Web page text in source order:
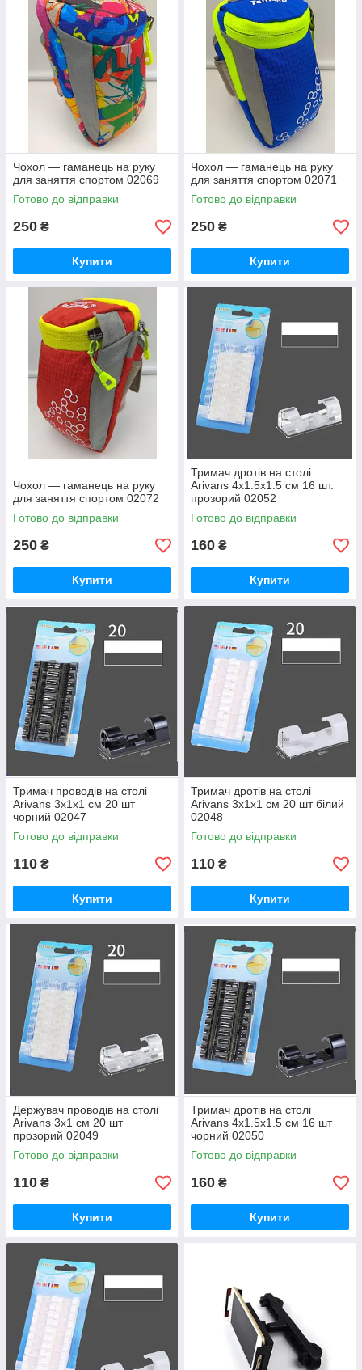
Чохол — гаманець на руку
для заняття спортом 02069
Готово до відправки
250 ₴
Купити
Чохол — гаманець на руку
для заняття спортом 02071
Готово до відправки
250 ₴
Купити
Чохол — гаманець на руку
для заняття спортом 02072
Готово до відправки
250 ₴
Купити
Тримач дротів на столі
Arivans 4х1.5х1.5 см 16 шт.
прозорий 02052
Готово до відправки
160 ₴
Купити
Тримач проводів на столі
Arivans 3х1х1 см 20 шт
чорний 02047
Готово до відправки
110 ₴
Купити
Тримач дротів на столі
Arivans 3х1х1 см 20 шт білий
02048
Готово до відправки
110 ₴
Купити
Держувач проводів на столі
Arivans 3x1 см 20 шт
прозорий 02049
Готово до відправки
110 ₴
Купити
Тримач дротів на столі
Arivans 4х1.5х1.5 см 16 шт
чорний 02050
Готово до відправки
160 ₴
Купити